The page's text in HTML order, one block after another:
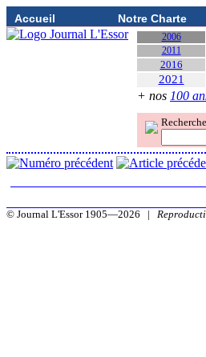
Accueil Notre Charte
2006
2011
2016
2021
+ nos 100
© Journal L'Essor 1905—2026 |